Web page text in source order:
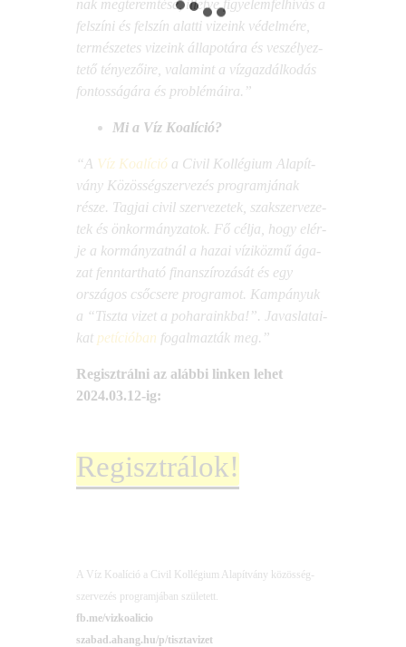
nak meg­te­rem­té­se, illet­ve figye­lem­fel­hí­vás a
fel­szí­ni és fel­szín alat­ti vize­ink védel­mé­re,
ter­mé­sze­tes vize­ink álla­po­tá­ra és veszé­lyez­
te­tő ténye­ző­i­re, vala­mint a víz­gaz­dál­ko­dás
fon­tos­sá­gá­ra és problémáira.”
Mi a Víz Koalíció?
“A Víz Koa­lí­ció a Civil Kol­lé­gi­um Ala­pít­
vány Közös­ség­szer­ve­zés prog­ram­já­nak
része. Tag­jai civil szer­ve­ze­tek, szak­szer­ve­ze­
tek és önkor­mány­za­tok. Fő cél­ja, hogy elér­
je a kor­mány­zat­nál a hazai vízi­köz­mű ága­
zat fenn­tart­ha­tó finan­szí­ro­zá­sát és egy
orszá­gos cső­cse­re prog­ra­mot. Kam­pá­nyuk
a “Tisz­ta vizet a poha­ra­ink­ba!”. Javas­la­ta­i­
kat petí­ci­ó­ban fogal­maz­ták meg.”
Regiszt­rál­ni az aláb­bi lin­ken lehet
2024.03.12-ig:
Regiszt­rá­lok!
A Víz Koa­lí­ció a Civil Kol­lé­gi­um Ala­pít­vány közös­ség­
szer­ve­zés prog­ram­já­ban szü­le­tett.
fb.me/vizkoalicio
szabad.ahang.hu/p/tisztavizet